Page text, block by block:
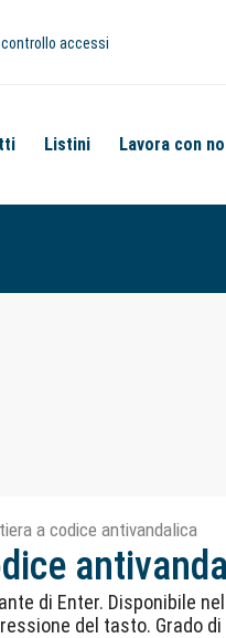
accessi
Listini Lavora con
a codice antivandalica
di Enter. Disponibile
del tasto. Grado